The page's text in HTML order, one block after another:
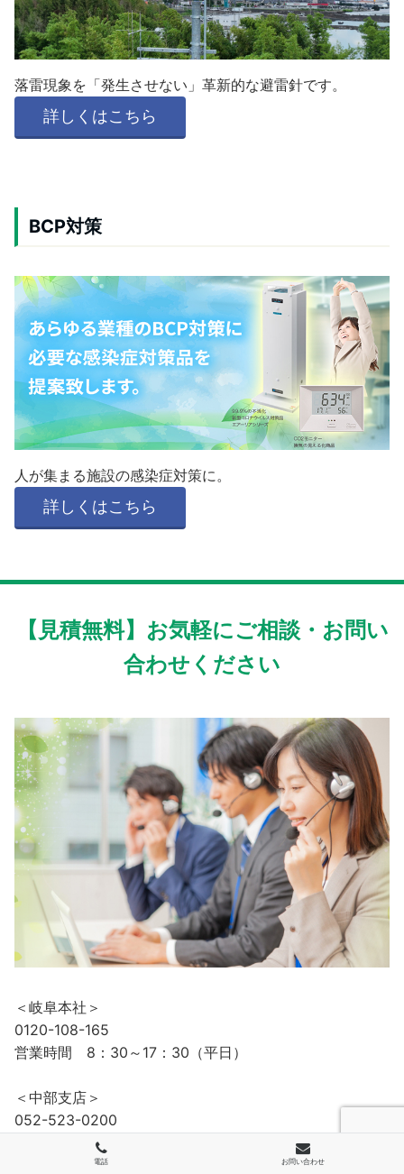
落雷現象を「発生させない」革新的な避雷針です。
詳しくはこちら
BCP対策
人が集まる施設の感染症対策に。
詳しくはこちら
【見積無料】お気軽にご相談・お問い
合わせください
＜岐阜本社＞
0120-108-165
営業時間 8：30～17：30（平日）
＜中部支店＞
052-523-0200
営業時間 8：45～17：45（平日）
電話 お問い合わせ